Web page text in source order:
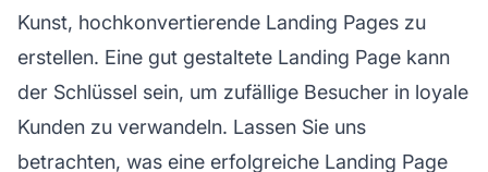
Kunst, hochkonvertierende Landing Pages zu
erstellen. Eine gut gestaltete Landing Page kann
der Schlüssel sein, um zufällige Besucher in loyale
Kunden zu verwandeln. Lassen Sie uns
betrachten, was eine erfolgreiche Landing Page